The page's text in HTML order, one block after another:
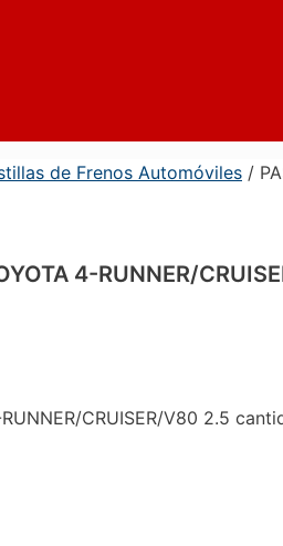
de Frenos Automóviles /
4-RUNNER/
CRUISER/V80 2.5